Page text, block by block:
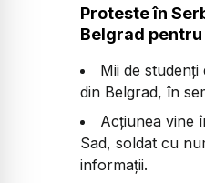
Proteste în
Belgrad
Mii de
din Belgrad, în
Acțiunea vine
Sad, soldat cu
informații.